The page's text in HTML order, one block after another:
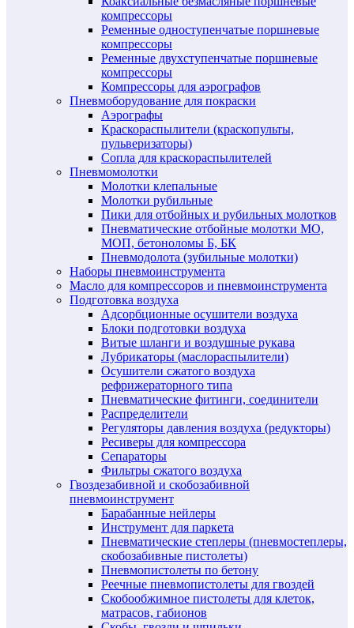
компрессоры
Ременные одноступенчатые поршневые
компрессоры
Ременные двухступенчатые поршневые
компрессоры
Компрессоры для аэрографов
Пневмоборудование для покраски
Аэрографы
Краскораспылители (краскопульты,
пульверизаторы)
Сопла для краскораспылителей
Пневмомолотки
Молотки клепальные
Молотки рубильные
Пики для отбойных и рубильных молотков
Пневматические отбойные молотки МО,
МОП, бетоноломы Б, БК
Пневмодолота (зубильные молотки)
Наборы пневмоинструмента
Масло для компрессоров и пневмоинструмента
Подготовка воздуха
Адсорбционные осушители воздуха
Блоки подготовки воздуха
Витые шланги и воздушные рукава
Лубрикаторы (маслораспылители)
Осушители сжатого воздуха
рефрижераторного типа
Пневматические фитинги, соединители
Распределители
Регуляторы давления воздуха (редукторы)
Ресиверы для компрессора
Сепараторы
Фильтры сжатого воздуха
Гвоздезабивной и скобозабивной
пневмоинструмент
Барабанные нейлеры
Инструмент для паркета
Пневматические степлеры (пневмостеплеры,
скобозабивные пистолеты)
Пневмопистолеты по бетону
Реечные пневмопистолеты для гвоздей
Скобообжимное пистолеты для клеток,
матрасов, габионов